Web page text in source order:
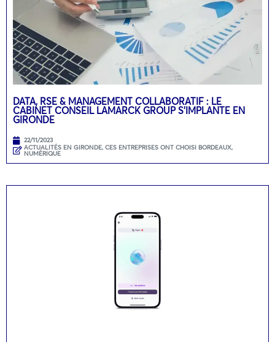
DATA, RSE & MANAGEMENT COLLABORATIF : LE
CABINET CONSEIL LAMARCK GROUP S’IMPLANTE EN
GIRONDE
22/11/2023
ACTUALITÉS EN GIRONDE, CES ENTREPRISES ONT CHOISI BORDEAUX,
NUMÉRIQUE